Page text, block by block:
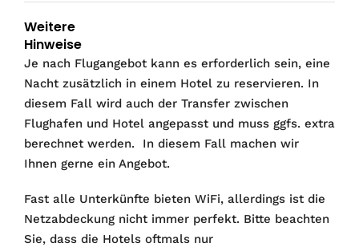
Weitere
Hinweise
Je nach Flugangebot kann es erforderlich sein, eine
Nacht zusätzlich in einem Hotel zu reservieren. In
diesem Fall wird auch der Transfer zwischen
Flughafen und Hotel angepasst und muss ggfs. extra
berechnet werden. In diesem Fall machen wir
Ihnen gerne ein Angebot.
Fast alle Unterkünfte bieten WiFi, allerdings ist die
Netzabdeckung nicht immer perfekt. Bitte beachten
Sie, dass die Hotels oftmals nur